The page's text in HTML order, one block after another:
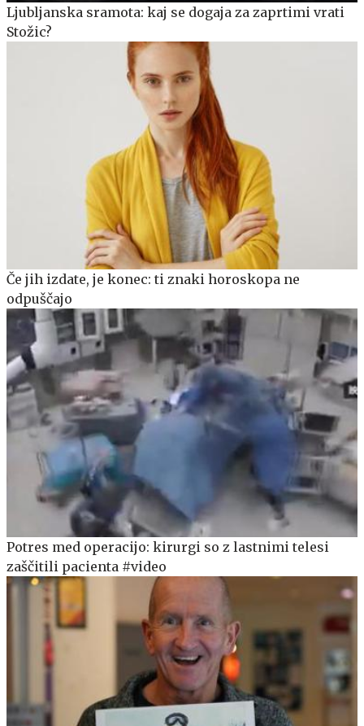
Ljubljanska sramota: kaj se dogaja za zaprtimi vrati
Stožic?
Če jih izdate, je konec: ti znaki horoskopa ne
odpuščajo
Potres med operacijo: kirurgi so z lastnimi telesi
zaščitili pacienta #video